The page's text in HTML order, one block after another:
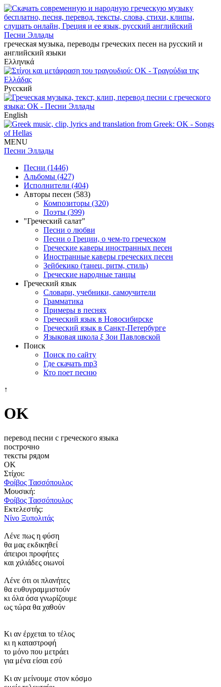
Песни Эллады
греческая музыка, переводы греческих песен на русский и
английский языки
Ελληνικά
Русский
English
MENU
Песни Эллады
Песни (1446)
Альбомы (427)
Исполнители (404)
Авторы песен (583)
Композиторы (320)
Поэты (399)
"Греческий салат"
Песни о любви
Песни о Греции, о чем-то греческом
Греческие каверы иностранных песен
Иностранные каверы греческих песен
Зейбекико (танец, ритм, стиль)
Греческие народные танцы
Греческий язык
Словари, учебники, самоучители
Грамматика
Примеры в песнях
Греческий язык в Новосибирске
Греческий язык в Санкт-Петербурге
Языковая школа ξ Зои Павловской
Поиск
Поиск по сайту
Где скачать mp3
Кто поет песню
↑
ΟΚ
перевод песни с греческого языка
построчно
тексты рядом
ΟΚ
Στίχοι:
Φοίβος Τασσόπουλος
Μουσική:
Φοίβος Τασσόπουλος
Εκτελεστής:
Νίνο Ξυπολιτάς
Λένε πως η φύση
θα μας εκδικηθεί
άπειροι προφήτες
και χιλιάδες οιωνοί
Λένε ότι οι πλανήτες
θα ευθυγραμμιστούν
κι όλα όσα γνωρίζουμε
ως τώρα θα χαθούν
Κι αν έρχεται το τέλος
κι η καταστροφή
το μόνο που μετράει
για μένα είσαι εσύ
Κι αν μείνουμε στον κόσμο